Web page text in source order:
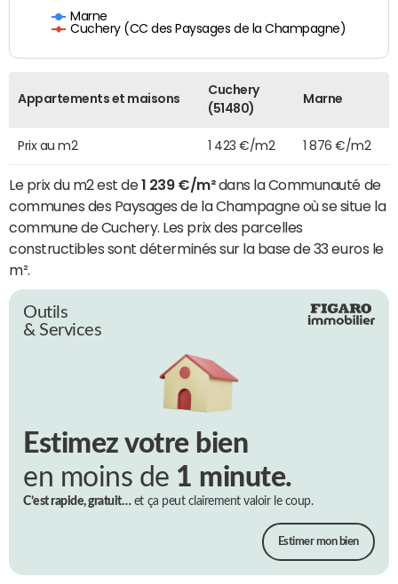
Marne
Cuchery (CC des Paysages de la Champagne)
Appartements et maisons
Cuchery
(51480)
Marne
Prix au m2 1 423 €/m2 1 876 €/m2
Le prix du m2 est de1 239 €/m²dans la Communauté de
communes des Paysages de la Champagne où se situe la
commune de Cuchery. Les prix des parcelles
constructibles sont déterminés sur la base de 33 euros le
m².
Outils
& Services
Estimez votre bien
en moins de 1 minute.
C’est rapide, gratuit…et ça peut clairement valoir le coup.
Estimer mon bien